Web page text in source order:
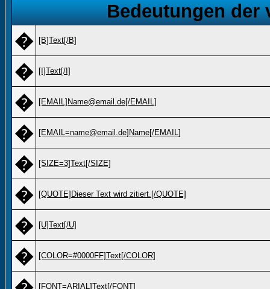
Bedeutungen der
�
[B]Text[/B]
� [I]Text[/I]
� [EMAIL]Name@email.de[/EMAIL]
� [EMAIL=name@email.de]Name[/EMAIL]
� [SIZE=3]Text[/SIZE]
� [QUOTE]Dieser Text wird zitiert.[/QUOTE]
� [U]Text[/U]
� [COLOR=#0000FF]Text[/COLOR]
[FONT=ARIAL]Text[/FONT]